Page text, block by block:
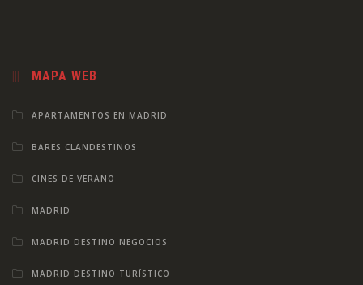
MAPA WEB
APARTAMENTOS EN MADRID
BARES CLANDESTINOS
CINES DE VERANO
MADRID
MADRID DESTINO NEGOCIOS
MADRID DESTINO TURÍSTICO